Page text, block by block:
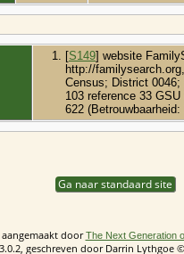
[S149] website
http://
Census; District 0046;
103 reference 33
622 (Betrouwbaarheid:
Ga naar standaard site
aangemaakt doorThe Next Generation
geschreven door Darrin Lythgoe